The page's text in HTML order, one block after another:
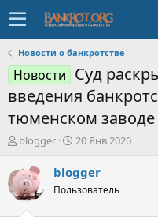
Новости о банкротстве
Новости Суд
введения
тюменском
А
т
о
р
blogger
Д
т
а
н
20 Янв 2020
blogger
Пользователь